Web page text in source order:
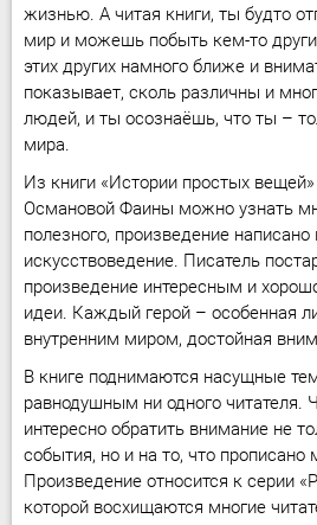
жизнью. А читая книги, ты будто
мир и можешь побыть кем-то
этих других намного ближе и
показывает, сколь различны и
людей, и ты осознаёшь, что ты –
мира.
Из книги «Истории простых
Османовой Фаины можно узнать
полезного, произведение
искусствоведение. Писатель
произведение интересным и
идеи. Каждый герой – особенная
внутренним миром, достойная
В книге поднимаются насущные
равнодушным ни одного читателя.
интересно обратить внимание не
события, но и на то, что прописано
Произведение относится к серии
которой восхищаются многие